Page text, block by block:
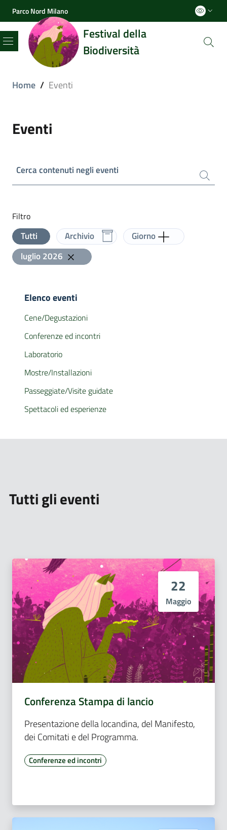
Parco Nord Milano
Festival della
Biodiversità
Menu
Home / Eventi
Eventi
Cerca contenuti negli eventi
Filtro
Tutti Archivio Visualizza scaduti
Giorno Aggiungi label
luglio 2026 Elimina label
Elenco eventi
Cene/Degustazioni
Conferenze ed incontri
Laboratorio
Mostre/Installazioni
Passeggiate/Visite guidate
Spettacoli ed esperienze
Tutti gli eventi
22
Maggio
Conferenza Stampa di lancio
Presentazione della locandina, del Manifesto,
dei Comitati e del Programma.
Conferenze ed incontri